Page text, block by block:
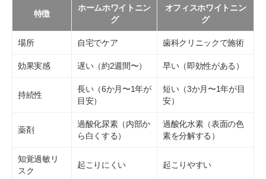
Oh my teeth オフィスホワイトニングの特徴
あなたの歯のお悩みを、まずは無料相談で解決しません
特徴
ホームホワイトニン
グ
オフィスホワイトニン
グ
場所 自宅でケア 歯科クリニックで施術
効果実感 遅い（約2週間〜） 早い（即効性がある）
持続性
長い（6か月〜1年が
目安）
短い（3か月〜1年が目
安）
薬剤
過酸化尿素（内部か
ら白くする）
過酸化水素（表面の色
素を分解する）
知覚過敏リ
スク
起こりにくい 起こりやすい